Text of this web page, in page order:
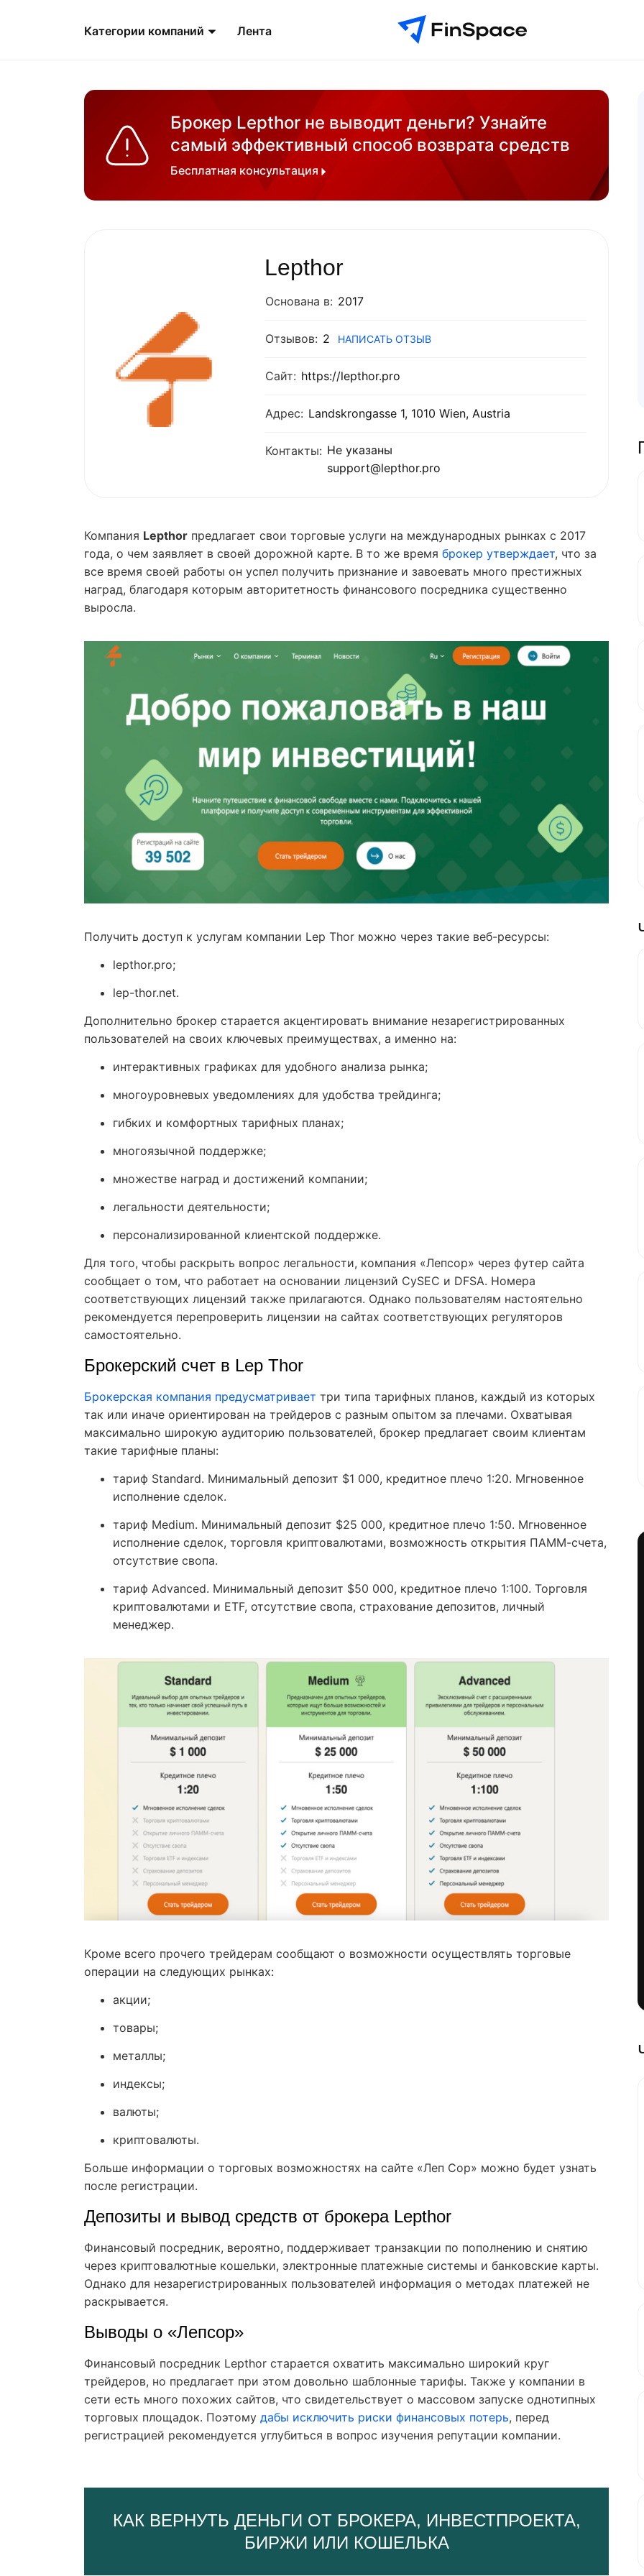
Категории компаний Лента
Брокер Lepthor не выводит деньги? Узнайте
самый эффективный способ возврата средств
Бесплатная консультация
Lepthor
Основана в: 2017
Отзывов: 2 НАПИСАТЬ ОТЗЫВ
Сайт: https://lepthor.pro
Адрес: Landskrongasse 1, 1010 Wien, Austria
Контакты: Не указаны
support@lepthor.pro
Компания Lepthor предлагает свои торговые услуги на международных рынках с 2017
года, о чем заявляет в своей дорожной карте. В то же время брокер утверждает, что за
все время своей работы он успел получить признание и завоевать много престижных
наград, благодаря которым авторитетность финансового посредника существенно
выросла.
Получить доступ к услугам компании Lep Thor можно через такие веб-ресурсы:
lepthor.pro;
lep-thor.net.
Дополнительно брокер старается акцентировать внимание незарегистрированных
пользователей на своих ключевых преимуществах, а именно на:
интерактивных графиках для удобного анализа рынка;
многоуровневых уведомлениях для удобства трейдинга;
гибких и комфортных тарифных планах;
многоязычной поддержке;
множестве наград и достижений компании;
легальности деятельности;
персонализированной клиентской поддержке.
Для того, чтобы раскрыть вопрос легальности, компания «Лепсор» через футер сайта
сообщает о том, что работает на основании лицензий CySEC и DFSA. Номера
соответствующих лицензий также прилагаются. Однако пользователям настоятельно
рекомендуется перепроверить лицензии на сайтах соответствующих регуляторов
самостоятельно.
Брокерский счет в Lep Thor
Брокерская компания предусматривает три типа тарифных планов, каждый из которых
так или иначе ориентирован на трейдеров с разным опытом за плечами. Охватывая
максимально широкую аудиторию пользователей, брокер предлагает своим клиентам
такие тарифные планы:
тариф Standard. Минимальный депозит $1 000, кредитное плечо 1:20. Мгновенное
исполнение сделок.
тариф Medium. Минимальный депозит $25 000, кредитное плечо 1:50. Мгновенное
исполнение сделок, торговля криптовалютами, возможность открытия ПАММ-счета,
отсутствие свопа.
тариф Advanced. Минимальный депозит $50 000, кредитное плечо 1:100. Торговля
криптовалютами и ETF, отсутствие свопа, страхование депозитов, личный
менеджер.
Кроме всего прочего трейдерам сообщают о возможности осуществлять торговые
операции на следующих рынках:
акции;
товары;
металлы;
индексы;
валюты;
криптовалюты.
Больше информации о торговых возможностях на сайте «Леп Сор» можно будет узнать
после регистрации.
Депозиты и вывод средств от брокера Lepthor
Финансовый посредник, вероятно, поддерживает транзакции по пополнению и снятию
через криптовалютные кошельки, электронные платежные системы и банковские карты.
Однако для незарегистрированных пользователей информация о методах платежей не
раскрывается.
Выводы о «Лепсор»
Финансовый посредник Lepthor старается охватить максимально широкий круг
трейдеров, но предлагает при этом довольно шаблонные тарифы. Также у компании в
сети есть много похожих сайтов, что свидетельствует о массовом запуске однотипных
торговых площадок. Поэтому дабы исключить риски финансовых потерь, перед
регистрацией рекомендуется углубиться в вопрос изучения репутации компании.
КАК ВЕРНУТЬ ДЕНЬГИ ОТ БРОКЕРА, ИНВЕСТПРОЕКТА,
БИРЖИ ИЛИ КОШЕЛЬКА